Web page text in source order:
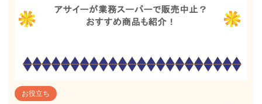
お役立ち